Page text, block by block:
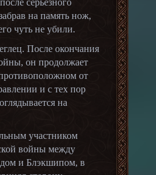
на память нож,
чуть не убили.
После окончания
он продолжает
от
и с тех пор
на
участником
войны между
и Блэкшипом, в